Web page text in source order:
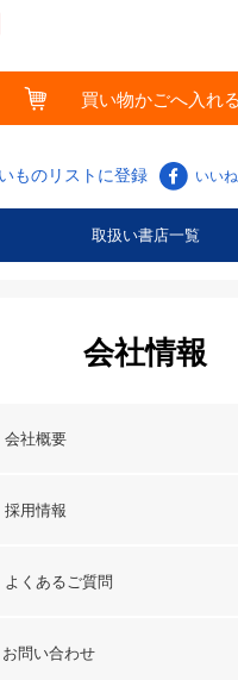
ものリストに登録 いいね
取扱い書店一覧
会社情報
会社概要
採用情報
よくあるご質問
お問い合わせ